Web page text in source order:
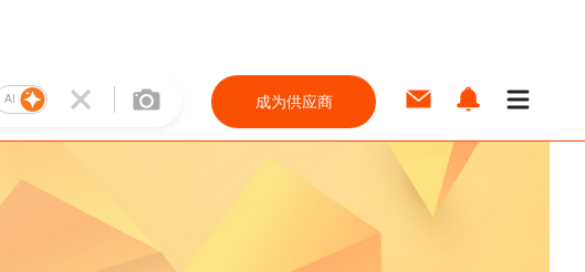
AI 成为供应商